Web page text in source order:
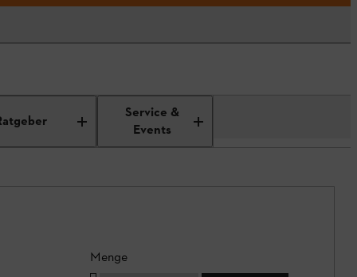
Service &
Events
Menge